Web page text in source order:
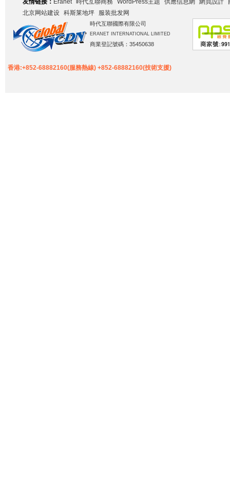
友情链接： Eranet 時代互聯商務 WordPress主題 供應信息網 網頁設計
北京网站建设
科斯莱地坪 服装批发网
時代互聯國際有限公司
ERANET INTERNATIONAL LIMITED
商業登記號碼：35450638
香港:+852-68882160(服務熱線) +852-68882160(技術支援)